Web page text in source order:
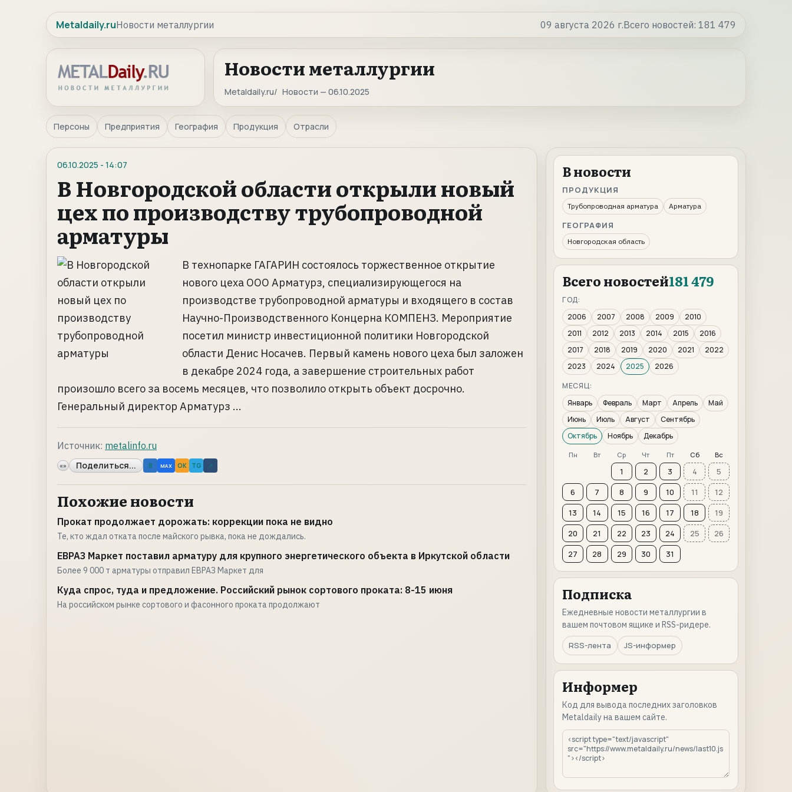
Metaldaily.ruНовости металлургии 09 августа 2026 г.Всего новостей: 181 479
Новости металлургии
Metaldaily.ru Новости — 06.10.2025
Персоны Предприятия География Продукция Отрасли
06.10.2025 - 14:07
В Новгородской области открыли новый
цех по производству трубопроводной
арматуры
В технопарке ГАГАРИН состоялось торжественное открытие
нового цеха ООО Арматурз, специализирующегося на
производстве трубопроводной арматуры и входящего в состав
Научно-Производственного Концерна КОМПЕНЗ. Мероприятие
посетил министр инвестиционной политики Новгородской
области Денис Носачев. Первый камень нового цеха был заложен
в декабре 2024 года, а завершение строительных работ
произошло всего за восемь месяцев, что позволило открыть объект досрочно.
Генеральный директор Арматурз ...
Источник: metalinfo.ru
«» Поделиться... B MAX OK TG ↗
Похожие новости
Прокат продолжает дорожать: коррекции пока не видно
Те, кто ждал отката после майского рывка, пока не дождались.
ЕВРАЗ Маркет поставил арматуру для крупного энергетического объекта в Иркутской области
Более 9 000 т арматуры отправил ЕВРАЗ Маркет для
Куда спрос, туда и предложение. Российский рынок сортового проката: 8-15 июня
На российском рынке сортового и фасонного проката продолжают
В новости
ПРОДУКЦИЯ
Трубопроводная арматура Арматура
ГЕОГРАФИЯ
Новгородская область
Всего новостей181 479
ГОД:
2006
2007 2008 2009
2010
2011
2012 2013 2014 2015
2016
2017
2018 2019 2020 2021
2022
2023
2024 2025
2026
МЕСЯЦ:
Январь
Февраль Март Апрель
Май
Июнь
Июль Август
Сентябрь
Октябрь
Ноябрь Декабрь
Пн Вт Ср Чт Пт Сб Вс
1 2 3 4
5
6
7 8 9 10 11
12
13
14 15 16 17 18
19
20
21 22 23 24 25
26
27
28 29 30 31
Подписка
Ежедневные новости металлургии в
вашем почтовом ящике и RSS-ридере.
RSS-лента
JS-информер
Информер
Код для вывода последних заголовков
Metaldaily на вашем сайте.